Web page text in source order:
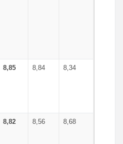
8,85 8,84 8,34
8,82 8,56 8,68